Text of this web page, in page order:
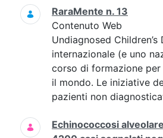
RaraMente n. 13
Contenuto Web
Undiagnosed
internazionale (e uno
corso di formazione
il mondo. Le iniziative
pazienti non
Echinococcosi